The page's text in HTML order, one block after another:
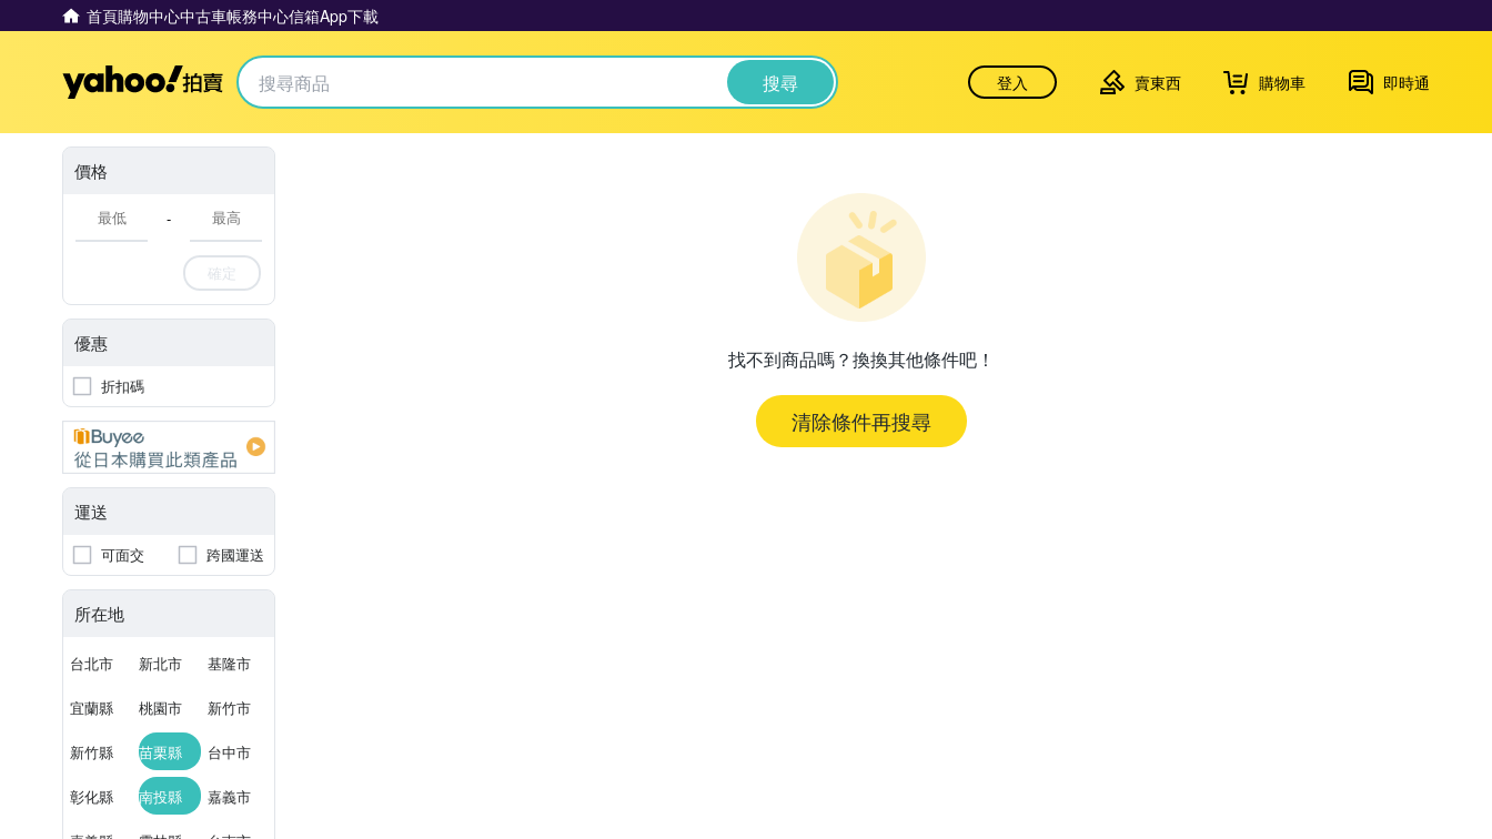
首頁購物中心中古車帳務中心信箱App下載
Yahoo拍賣 搜尋 登入 賣東西 購物車 即時通
價格
-
確定
優惠
折扣碼
運送
可面交 跨國運送
所在地
台北市 新北市 基隆市
宜蘭縣 桃園市 新竹市
新竹縣 苗栗縣 台中市
彰化縣 南投縣 嘉義市
找不到商品嗎？換換其他條件吧！
清除條件再搜尋